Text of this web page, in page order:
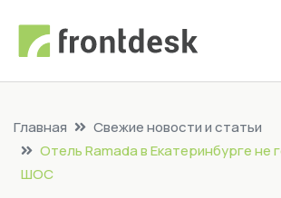
Главная
Свежие новости и статьи
Отель Ramada в Екатеринбурге не
ШОС